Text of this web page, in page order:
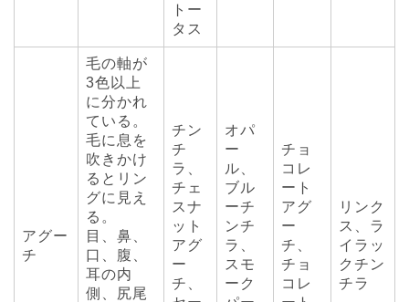
トー
タス
アグー
チ
毛の軸が
3色以上
に分かれ
ている。
毛に息を
吹きかけ
るとリン
グに見え
る。
目、鼻、
口、腹、
耳の内
側、尻尾
チン
チ
ラ、
チェ
スナ
ット
アグ
ー
チ、
オパ
ー
ル、
ブル
ーチ
ンチ
ラ、
スモ
ーク
チョ
コレ
ート
アグ
ー
チ、
チョ
コレ
リンク
ス、ラ
イラッ
クチン
チラ